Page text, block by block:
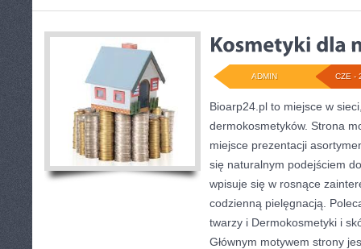
CZE -
ADMIN
Bioarp24.pl to miejsce w
dermokosmetyków. Strona
miejsce prezentacji
się naturalnym podejściem
wpisuje się w rosnące
codzienną pielęgnacją.
twarzy i Dermokosmetyki i
Głównym motywem strony